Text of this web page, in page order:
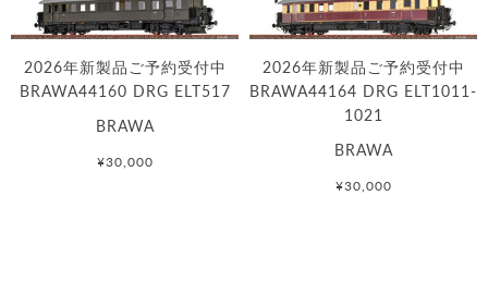
2026年新製品ご予約受付中
BRAWA44160 DRG ELT517
BRAWA
¥30,000
2026年新製品ご予約受付中
BRAWA44164 DRG ELT1011-
1021
BRAWA
¥30,000